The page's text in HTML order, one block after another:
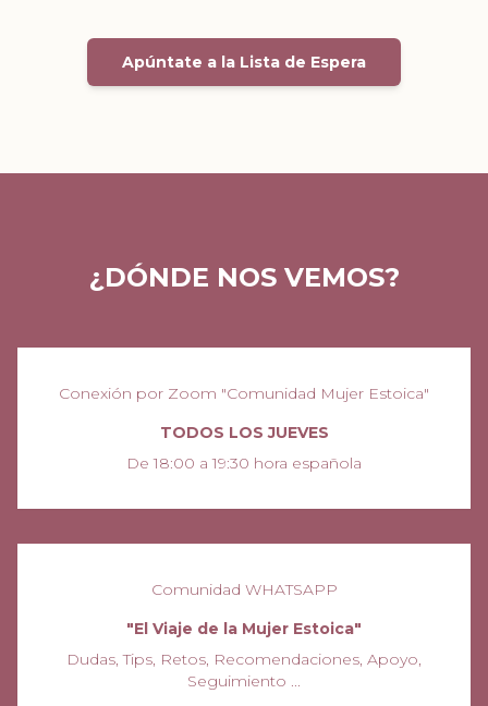
Apúntate a la Lista de Espera
¿DÓNDE NOS VEMOS?
Conexión por Zoom "Comunidad Mujer Estoica"
TODOS LOS JUEVES
De 18:00 a 19:30 hora española
Comunidad WHATSAPP
"El Viaje de la Mujer Estoica"
Dudas, Tips, Retos, Recomendaciones, Apoyo,
Seguimiento ...